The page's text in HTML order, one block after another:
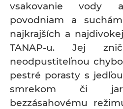
vsakovanie vody
povodniam a
najkrajších a
TANAP-u. Jej
neodpustiteľnou
pestré porasty s
smrekom či
bezzásahovému